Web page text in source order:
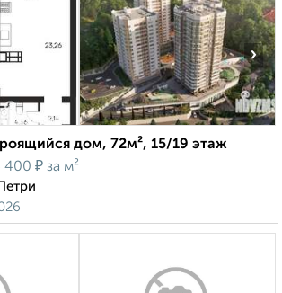
›
дом, 72м², 15/19 этаж
400 ₽ за м²